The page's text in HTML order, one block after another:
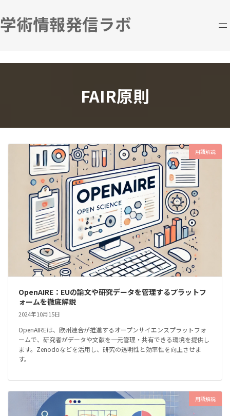
ン
テ
へ
ビ
ゲ
ョ
学術情報発信ラボ
FAIR原則
用語解説
OpenAIRE：EUの論文や研究データを管理するプラットフ
ォームを徹底解説
2024年10月15日
OpenAIREは、欧州連合が推進するオープンサイエンスプラットフォ
ームで、研究者がデータや文献を一元管理・共有できる環境を提供し
ます。Zenodoなどを活用し、研究の透明性と効率性を向上させま
す。
用語解説